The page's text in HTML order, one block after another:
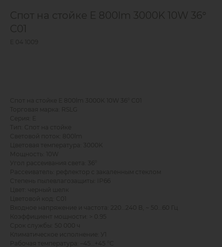
Спот на стойке E 800lm 3000K 10W 36°
C01
E 04 1009
Спот на стойке E 800lm 3000K 10W 36° C01
Торговая марка: RSLG
Серия: E
Тип: Спот на стойке
Световой поток: 800lm
Цветовая температура: 3000K
Мощность: 10W
Угол рассеивания света: 36°
Рассеиватель: рефлектор с закаленным стеклом
Степень пылевлагозащиты: IP66
Цвет: черный шелк
Цветовой код: C01
Входное напряжение и частота: 220…240 В, ~ 50…60 Гц
Коэффициент мощности: > 0.95
Срок службы: 50 000 ч
Климатическое исполнение: У1
Рабочая температура: –45…+45 °С